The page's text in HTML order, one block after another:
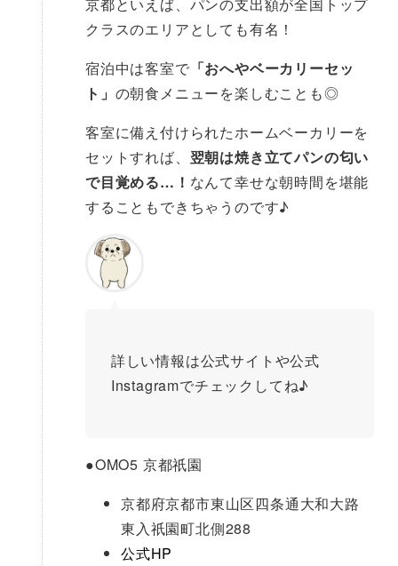
クラスのエリアとしても有名！
宿泊中は客室で 「おへやベーカリーセッ
ト」 の朝食メニューを楽しむことも◎
客室に備え付けられたホームベーカリーを
セットすれば、 翌朝は焼き立てパンの匂い
で目覚める…！ なんて幸せな朝時間を堪能
することもできちゃうのです♪
詳しい情報は公式サイトや公式
Instagramでチェックしてね♪
●OMO5 京都祇園
京都府京都市東山区四条通大和大路
東入祇園町北側288
公式HP